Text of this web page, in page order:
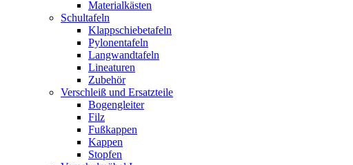
Materialkästen
Schultafeln
Klappschiebetafeln
Pylonentafeln
Langwandtafeln
Lineaturen
Zubehör
Verschleiß und Ersatzteile
Bogengleiter
Filz
Fußkappen
Kappen
Stopfen